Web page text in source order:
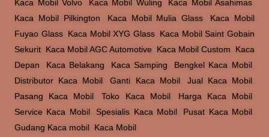
Kaca Mobil Volvo
Kaca Mobil Wuling Kaca Mobil Asahimas
Kaca Mobil Pilkington
Kaca Mobil Mulia Glass
Kaca Mobil
Fuyao Glass, Kaca Mobil XYG Glass, Kaca Mobil Saint Gobain
Sekurit Kaca Mobil AGC Automotive Kaca Mobil Custom
Kaca
Depan
Kaca Belakang Kaca Samping Bengkel Kaca Mobil
Distributor Kaca Mobil ,Ganti Kaca Mobil, Jual Kaca Mobil
Pasang Kaca Mobil ,Toko Kaca Mobil, Harga Kaca Mobil
Service Kaca Mobil, Spesialis Kaca Mobil, Pusat Kaca Mobil
Gudang Kaca mobil Kaca Mobil